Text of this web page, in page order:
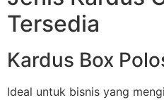
Tersedia
Kardus Box
Ideal untuk bisnis yang